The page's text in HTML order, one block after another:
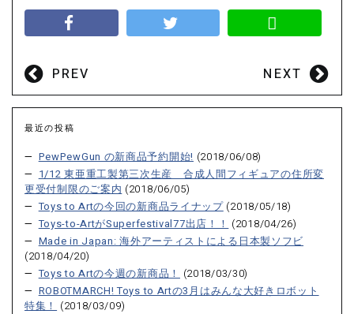
PREV NEXT
最近の投稿
PewPewGun の新商品予約開始! (2018/06/08)
1/12 東亜重工製第三次生産 合成人間フィギュアの住所変
更受付制限のご案内 (2018/06/05)
Toys to Artの今回の新商品ライナップ (2018/05/18)
Toys-to-ArtがSuperfestival77出店！！ (2018/04/26)
Made in Japan: 海外アーティストによる日本製ソフビ
(2018/04/20)
Toys to Artの今週の新商品！ (2018/03/30)
ROBOTMARCH! Toys to Artの3月はみんな大好きロボット
特集！ (2018/03/09)